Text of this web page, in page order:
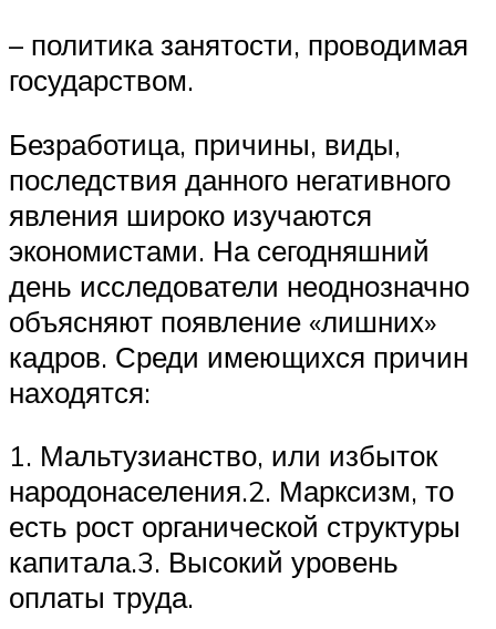
– политика занятости, проводимая
государством.
Безработица, причины, виды,
последствия данного негативного
явления широко изучаются
экономистами. На сегодняшний
день исследователи неоднозначно
объясняют появление «лишних»
кадров. Среди имеющихся причин
находятся:
1. Мальтузианство, или избыток
народонаселения.2. Марксизм, то
есть рост органической структуры
капитала.3. Высокий уровень
оплаты труда.